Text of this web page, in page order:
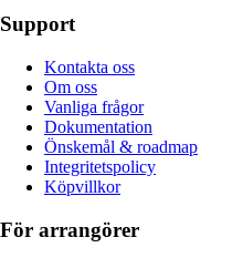
Support
Kontakta oss
Om oss
Vanliga frågor
Dokumentation
Önskemål & roadmap
Integritetspolicy
Köpvillkor
För arrangörer